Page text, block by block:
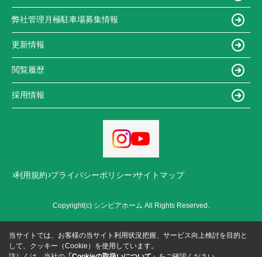
弊社管理月極駐車場募集情報
更新情報
閲覧履歴
採用情報
利用規約 プライバシーポリシー サイトマップ
Copyright(c) シンビアホーム All Rights Reserved.
当サイトでは、お客様の当サイト利用状況把握、サービス向上検討を目的と
して、クッキー（Cookie）を使用しています。